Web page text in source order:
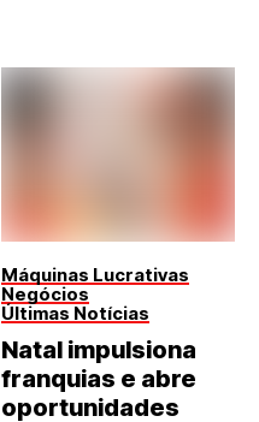
Máquinas Lucrativas
Negócios
Últimas Notícias
Natal impulsiona
franquias e abre
oportunidades